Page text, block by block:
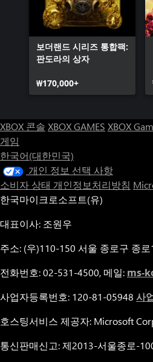
보더랜드 시리즈 통합팩:
판도라의 상자
₩170,000+
XBOX 콘솔 XBOX GAMES XBOX
게임
한국어(대한민국)
개인 정보 선택 사항
소비자 상태 개인정보처리방침
한국마이크로소프트(유)
대표이사: 조원우
주소: (우)110-150 서울 종로구 종
전화번호: 02-531-4500, 메일: ms-
사업자등록번호: 120-81-05948 사
호스팅서비스 제공자: Microsoft
통신판매신고: 제2013-서울종로-